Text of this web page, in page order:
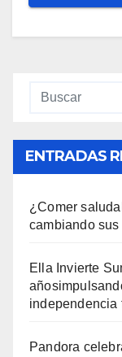
ENTRADAS
¿Comer
cambiando
Ella Invierte
independencia
Pandora